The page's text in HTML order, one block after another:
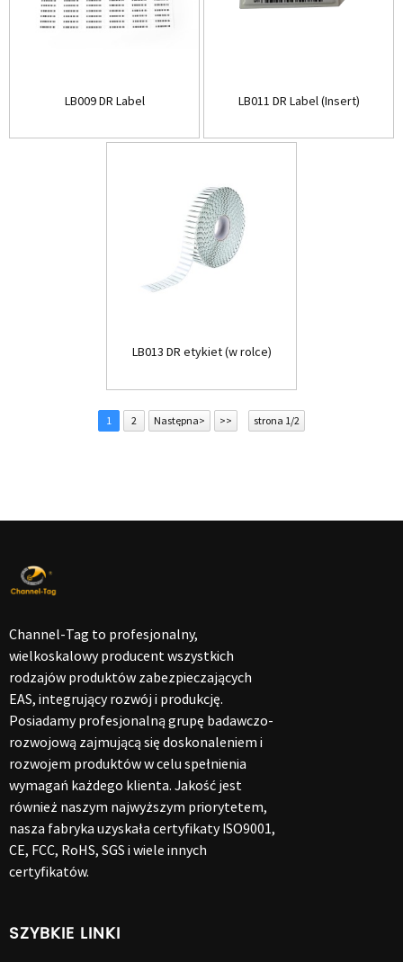
LB009 DR Label LB011 DR Label (Insert)
LB013 DR etykiet (w rolce)
1 2 Następna> >> strona 1/2
Channel-Tag to profesjonalny,
wielkoskalowy producent wszystkich
rodzajów produktów zabezpieczających
EAS, integrujący rozwój i produkcję.
Posiadamy profesjonalną grupę badawczo-
rozwojową zajmującą się doskonaleniem i
rozwojem produktów w celu spełnienia
wymagań każdego klienta. Jakość jest
również naszym najwyższym priorytetem,
nasza fabryka uzyskała certyfikaty ISO9001,
CE, FCC, RoHS, SGS i wiele innych
certyfikatów.
SZYBKIE LINKI